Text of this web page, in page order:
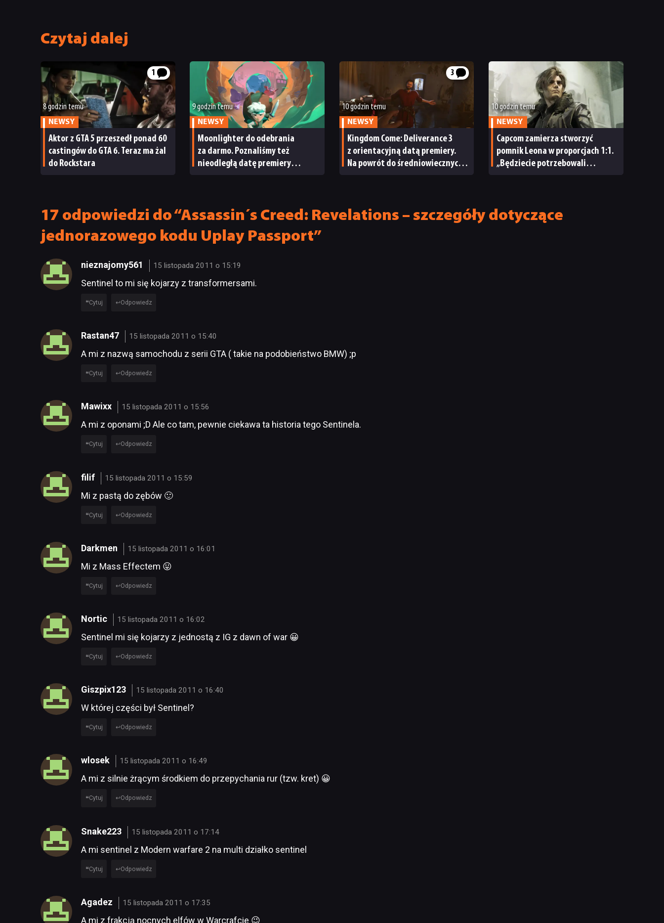
Czytaj dalej
1
8 godzin temu
NEWSY
Aktor z GTA 5 przeszedł ponad 60
castingów do GTA 6. Teraz ma żal
do Rockstara
9 godzin temu
NEWSY
Moonlighter do odebrania
za darmo. Poznaliśmy też
nieodległą datę premiery
3
10 godzin temu
NEWSY
Kingdom Come: Deliverance 3
z orientacyjną datą premiery.
Na powrót do średniowiecznych
10 godzin temu
NEWSY
Capcom zamierza stworzyć
pomnik Leona w proporcjach 1:1.
„Będziecie potrzebowali
17 odpowiedzi do “Assassin´s Creed: Revelations – szczegóły dotyczące
jednorazowego kodu Uplay Passport”
nieznajomy561 15 listopada 2011 o 15:19
Sentinel to mi się kojarzy z transformersami.
Cytuj Odpowiedz
Rastan47 15 listopada 2011 o 15:40
A mi z nazwą samochodu z serii GTA ( takie na podobieństwo BMW) ;p
Cytuj Odpowiedz
Mawixx 15 listopada 2011 o 15:56
A mi z oponami ;D Ale co tam, pewnie ciekawa ta historia tego Sentinela.
Cytuj Odpowiedz
filif 15 listopada 2011 o 15:59
Mi z pastą do zębów 🙂
Cytuj Odpowiedz
Darkmen 15 listopada 2011 o 16:01
Mi z Mass Effectem 😛
Cytuj Odpowiedz
Nortic 15 listopada 2011 o 16:02
Sentinel mi się kojarzy z jednostą z IG z dawn of war 😀
Cytuj Odpowiedz
Giszpix123 15 listopada 2011 o 16:40
W której części był Sentinel?
Cytuj Odpowiedz
wlosek 15 listopada 2011 o 16:49
A mi z silnie żrącym środkiem do przepychania rur (tzw. kret) 😀
Cytuj Odpowiedz
Snake223 15 listopada 2011 o 17:14
A mi sentinel z Modern warfare 2 na multi działko sentinel
Cytuj Odpowiedz
Agadez 15 listopada 2011 o 17:35
A mi z frakcją nocnych elfów w Warcrafcie 😉